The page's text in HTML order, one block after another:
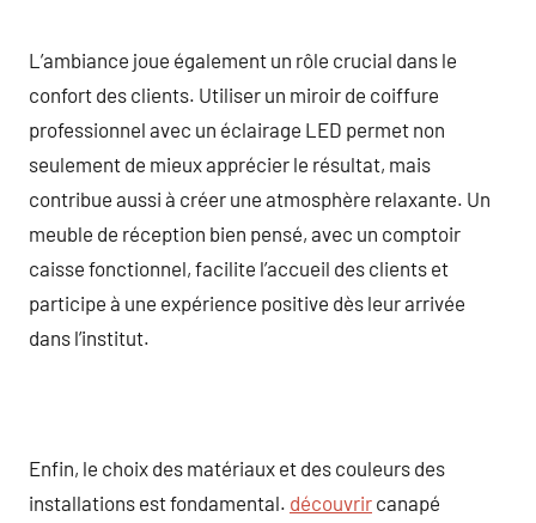
L’ambiance joue également un rôle crucial dans le
confort des clients. Utiliser un miroir de coiffure
professionnel avec un éclairage LED permet non
seulement de mieux apprécier le résultat, mais
contribue aussi à créer une atmosphère relaxante. Un
meuble de réception bien pensé, avec un comptoir
caisse fonctionnel, facilite l’accueil des clients et
participe à une expérience positive dès leur arrivée
dans l’institut.
Enfin, le choix des matériaux et des couleurs des
installations est fondamental. découvrir canapé